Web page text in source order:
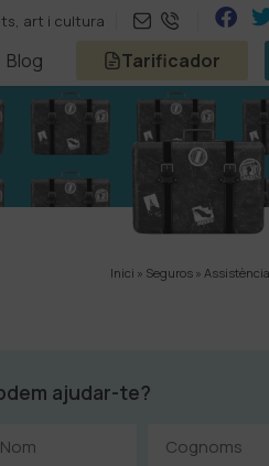
art i cultura
Blog Tarificador
Inici » Seguros »
ajudar-te?